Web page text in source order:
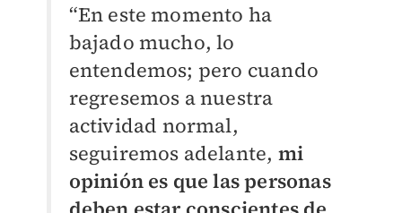
“En este momento ha
bajado mucho, lo
entendemos; pero cuando
regresemos a nuestra
actividad normal,
seguiremos adelante, mi
opinión es que las personas